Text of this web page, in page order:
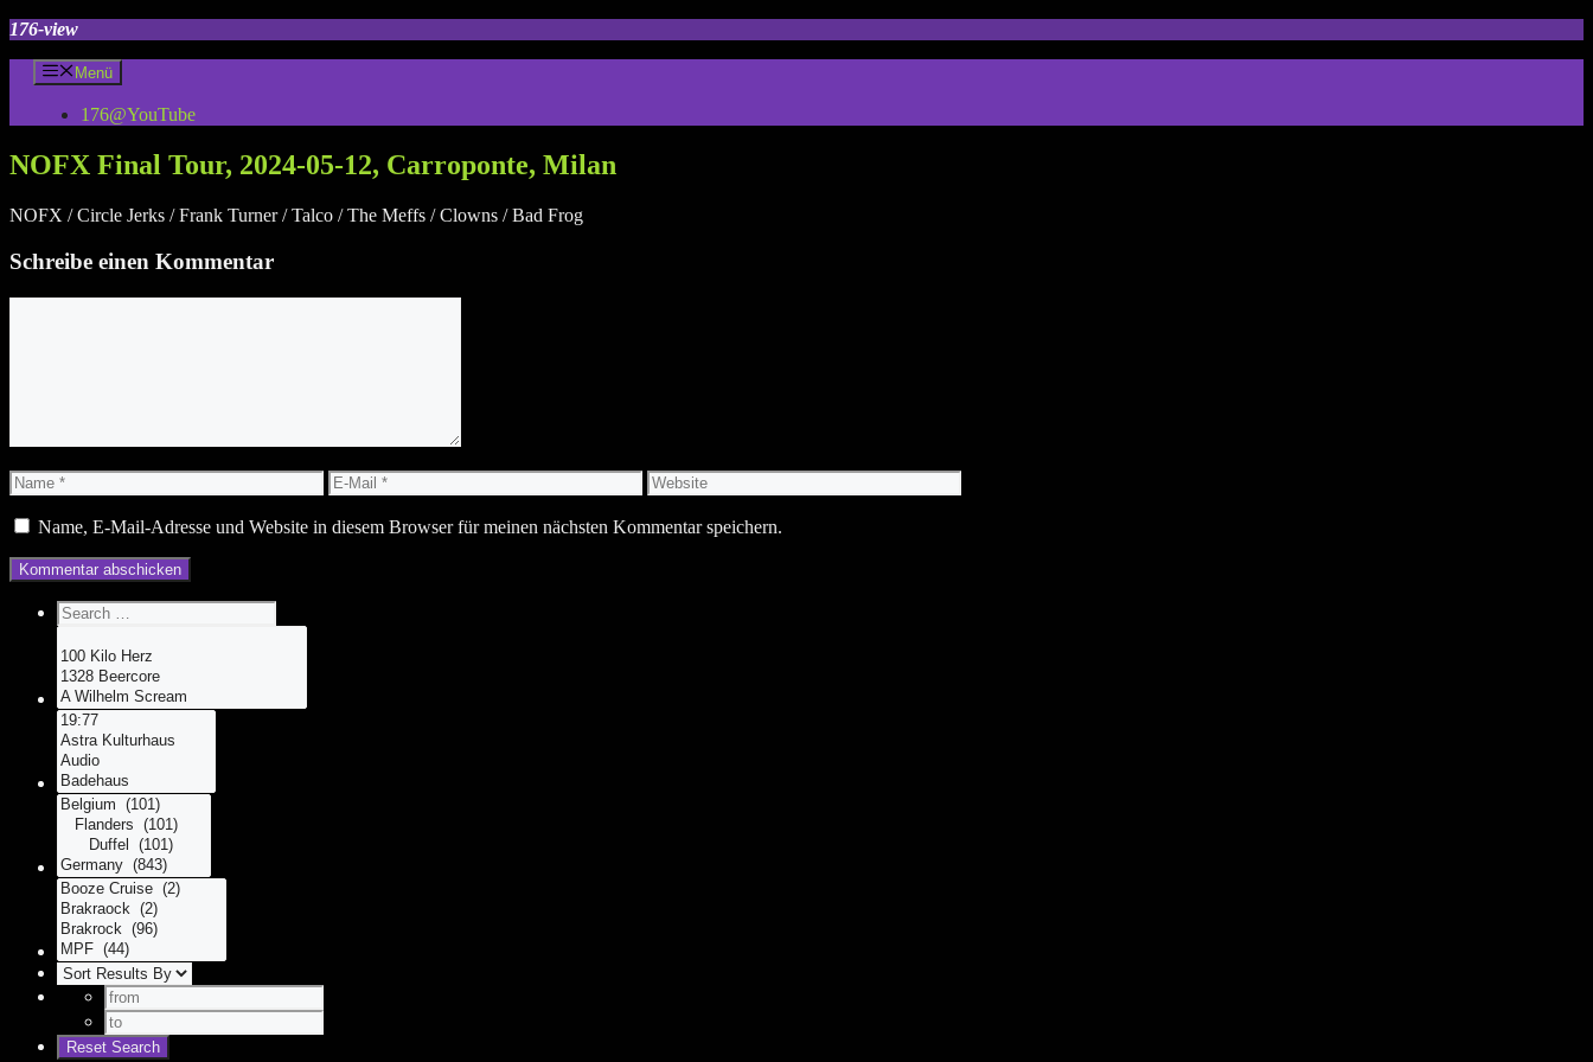
Zum
springen
176-view
Menü
176@YouTube
NOFX Final Tour, 2024-05-12, Carroponte, Milan
NOFX / Circle Jerks / Frank Turner / Talco / The Meffs / Clowns / Bad Frog
Schreibe einen Kommentar
Name
E-
Mail
Website
Name, E-Mail-Adresse und Website in diesem Browser für meinen nächsten Kommentar speichern.